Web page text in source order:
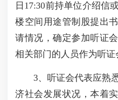
日17:30前持单位介绍信
楼空间用途管制股提出
请情况，确定参加听证
相关部门的人员作为听证
3、听证会代表应熟悉
济社会发展状况，本着